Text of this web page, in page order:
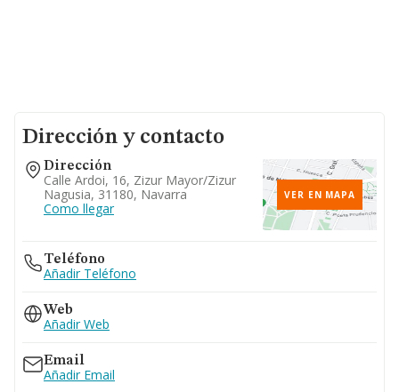
Dirección y contacto
Dirección
Calle Ardoi, 16, Zizur Mayor/zizur
Nagusia, 31180, Navarra
Como llegar
VER EN MAPA
Teléfono
Añadir Teléfono
Web
Añadir Web
Email
Añadir Email